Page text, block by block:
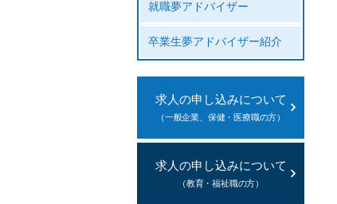
就職夢アドバイザー
卒業生夢アドバイザー紹介
求人の申し込みについて
（一般企業、保健・医療職の方）
求人の申し込みについて
（教育・福祉職の方）